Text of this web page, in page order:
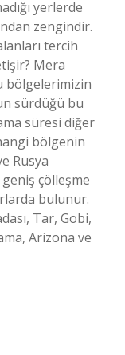
yerlerde
zengindir.
tercih
Mera
bölgelerimizin
sürdüğü bu
süresi diğer
bölgenin
Rusya
çölleşme
bulunur.
Tar, Gobi,
Arizona ve